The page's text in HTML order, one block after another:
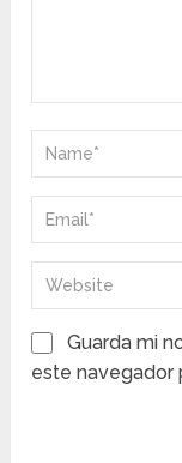
Guarda mi
este navegador